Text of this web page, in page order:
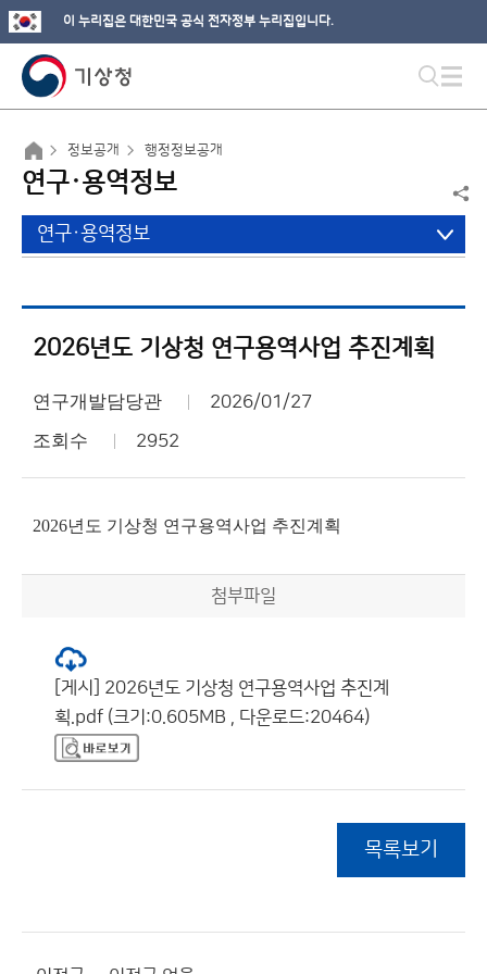
이 누리집은 대한민국 공식 전자정부 누리집입니다.
정보공개 행정정보공개
연구·용역정보
연구·용역정보
2026년도 기상청 연구용역사업 추진계획
연구개발담당관 2026/01/27
조회수 2952
2026년도 기상청 연구용역사업 추진계획
첨부파일
[게시] 2026년도 기상청 연구용역사업 추진계
획.pdf (크기:0.605MB , 다운로드:20464)
목록보기